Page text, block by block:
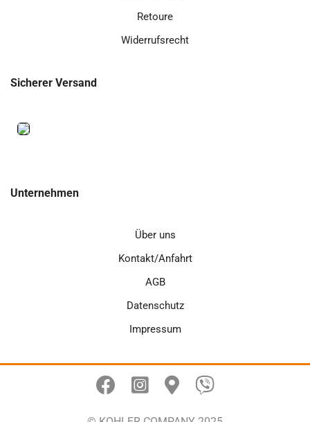
Retoure
Widerrufsrecht
Sicherer Versand
Unternehmen
Über uns
Kontakt/Anfahrt
AGB
Datenschutz
Impressum